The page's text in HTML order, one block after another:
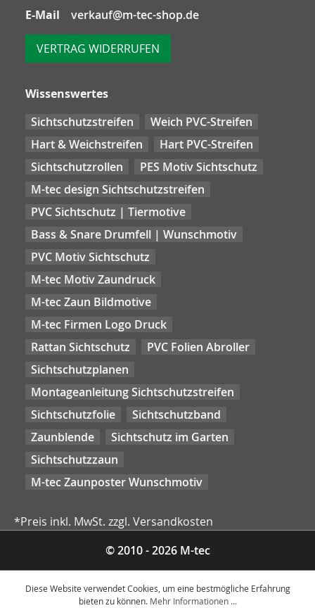
E-Mail verkauf@m-tec-shop.de
VERTRAG WIDERRUFEN
Wissenswertes
Sichtschutzstreifen
Weich PVC-Streifen
Hart & Weichstreifen
Hart PVC-Streifen
Sichtschutzrollen
PES Motiv Sichtschutz
M-tec design Sichtschutzstreifen
PVC Sichtschutz | Tiermotive
Bass & Snare Drumfell | Wunschmotiv
PVC Motiv Sichtschutz
M-tec Motiv Zaundruck
M-tec Zaun Bildmotive
M-tec Firmen Logo Druck
Rattan Sichtschutz
PVC Folien Abroller
Sichtschutzplanen
Montageanleitung Sichtschutzstreifen
Sichtschutzfolie
Sichtschutzband
Zaunblende
Sichtschutz im Garten
Sichtschutzzaun
M-tec Zaunposter Wunschmotiv
*Preis inkl. MwSt. zzgl. Versandkosten
© 2010 - 2026 M-tec
Diese Website verwendet Cookies, um eine bestmögliche Erfahrung
bieten zu können. Mehr Informationen ...